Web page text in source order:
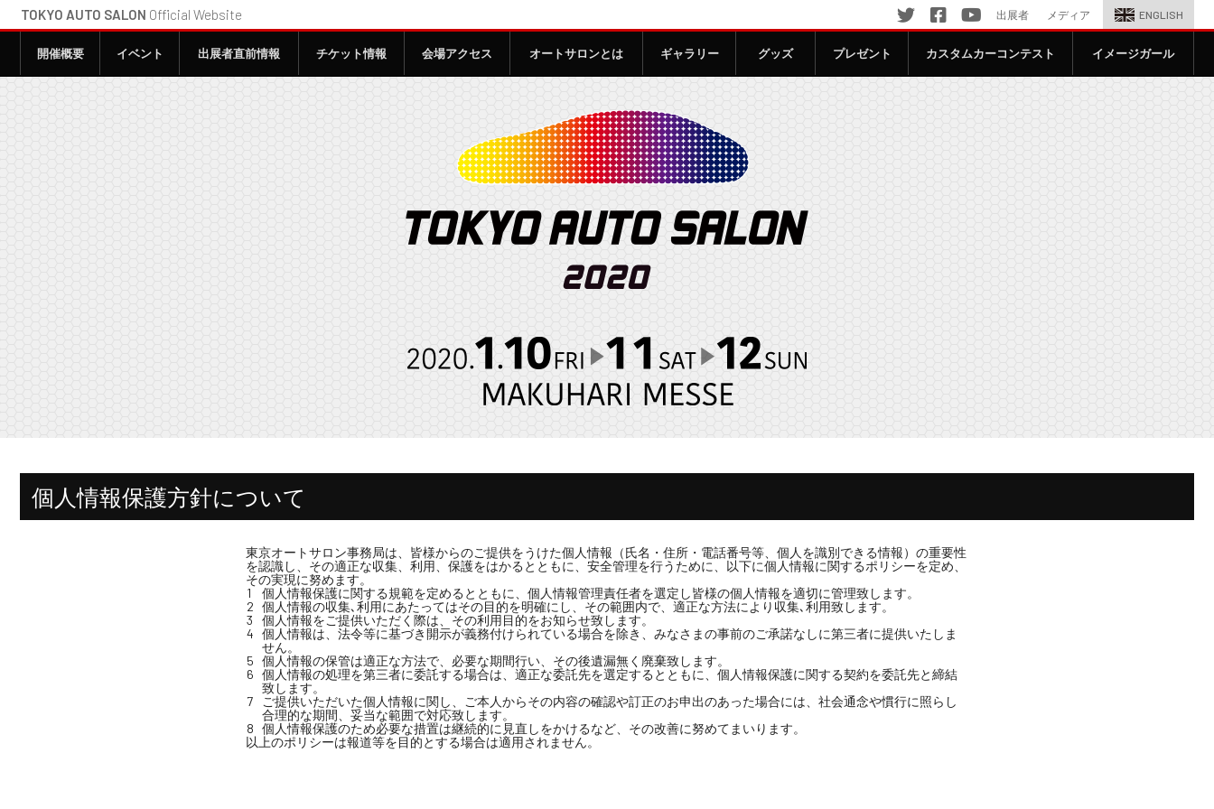
TOKYO AUTO SALON Official Website
TwitterFacebook
YouTube
出展者 メディア ENGLISH
開催概要 イベント 出展者直前情報 チケット情報 会場アクセス オートサロンとは ギャラリー グッズ プレゼント カスタムカーコンテスト イメージガール
個人情報保護方針について
東京オートサロン事務局は、皆様からのご提供をうけた個人情報（氏名・住所・電話番号等、個人を識別できる情報）の重要性
を認識し、その適正な収集、利用、保護をはかるとともに、安全管理を行うために、以下に個人情報に関するポリシーを定め、
その実現に努めます。
個人情報保護に関する規範を定めるとともに、個人情報管理責任者を選定し皆様の個人情報を適切に管理致します。
個人情報の収集､利用にあたってはその目的を明確にし、その範囲内で、適正な方法により収集､利用致します。
個人情報をご提供いただく際は、その利用目的をお知らせ致します。
個人情報は、法令等に基づき開示が義務付けられている場合を除き、みなさまの事前のご承諾なしに第三者に提供いたしま
せん。
個人情報の保管は適正な方法で、必要な期間行い、その後遺漏無く廃棄致します。
個人情報の処理を第三者に委託する場合は、適正な委託先を選定するとともに、個人情報保護に関する契約を委託先と締結
致します。
ご提供いただいた個人情報に関し、ご本人からその内容の確認や訂正のお申出のあった場合には、社会通念や慣行に照らし
合理的な期間、妥当な範囲で対応致します。
個人情報保護のため必要な措置は継続的に見直しをかけるなど、その改善に努めてまいります。
以上のポリシーは報道等を目的とする場合は適用されません。